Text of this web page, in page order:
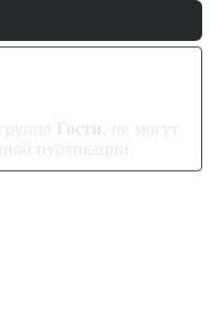
Гости , не могут
публикации.